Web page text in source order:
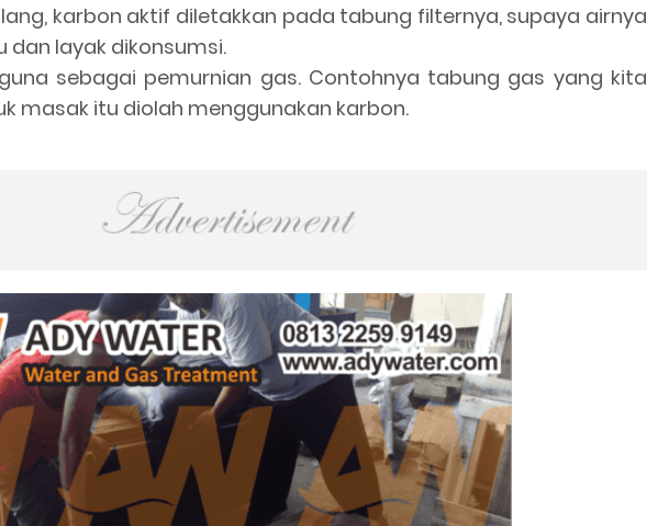
karbon aktif diletakkan pada tabung filternya, supaya airnya
dan layak dikonsumsi.
sebagai pemurnian gas. Contohnya tabung gas yang kita
masak itu diolah menggunakan karbon.